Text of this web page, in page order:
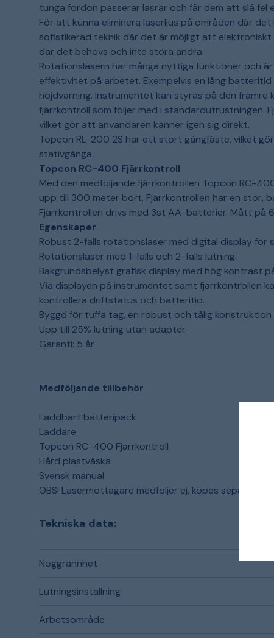
tunga fordon passerar lasrar och får dem att slå fel
För att kunna eliminera laserljus på områden där
sofistikerad teknik där det är möjligt att
där det behövs och inte störa andra.
Rotationslasern har många nyttiga funktioner och
effektivitet på arbetet. Exempelvis en lång
höjdvarning. Instrumentet kan styras på den främre
fjärrkontroll som följer med i standardutrustningen.
vilket gör att användaren känner igen sig direkt.
Topcon RL-200 2S har ett stort gängfäste, vilket
stativgänga.
Topcon RC-400 Fjärrkontroll
Med den medföljande fjärrkontrollen Topcon RC-
upp till 300 meter bort. Fjärrkontrollen har en stor,
Fjärrkontrollen drivs med 3st AA-batterier. Mått på
Egenskaper
Robust 2-falls rotationslaser med digital display för
Rotationslaser med 1-falls och 2-falls lutning.
Bakgrundsbelyst grafisk display med hög kontrast
Via displayen på instrumentet samt fjärrkontrollen
kontrollera driftstatus och batteritid.
Byggd för tuffa tag, en robust och tålig
Upp till 25% lutning utan adapter.
Garanti: 5 år
Medföljande tillbehör
Laddbart batteripack
Laddare
Topcon RC-400 Fjärrkontroll
Hård plastväska
Svensk manual
OBS! Lasermottagare medföljer ej, köpes separat.
Tekniska data:
Noggrannhet
Lutningsinställning
Arbetsområde